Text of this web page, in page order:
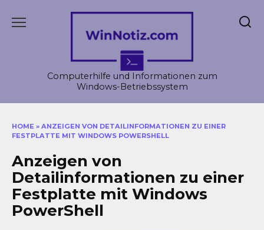
Computerhilfe und Informationen zum
Windows-Betriebssystem
HOME » ANZEIGEN VON DETAILINFORMATIONEN ZU EINER
FESTPLATTE MIT WINDOWS POWERSHELL
Anzeigen von
Detailinformationen zu einer
Festplatte mit Windows
PowerShell